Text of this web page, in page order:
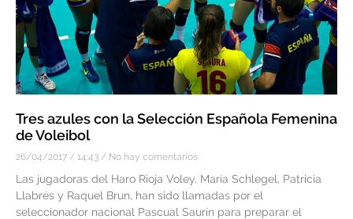
Tres azules con la Selección Española Femenina
de Voleibol
26/04/2017 14:43 No hay comentarios
Las jugadoras del Haro Rioja Voley, María Schlegel, Patricia
Llabrés y Raquel Brun, han sido llamadas por el
seleccionador nacional Pascual Saurín para preparar el